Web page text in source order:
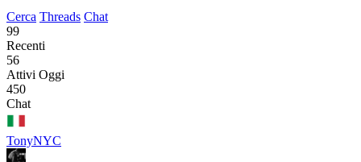
Cerca Threads Chat
99
Recenti
56
Attivi Oggi
450
Chat
TonyNYC